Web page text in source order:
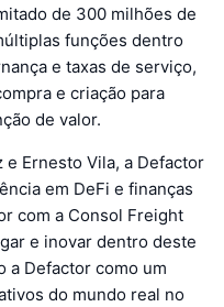
de 300 milhões de
funções dentro
e taxas de serviço,
e criação para
de valor.
Ernesto Vila, a Defactor
em DeFi e finanças
com a Consol Freight
e inovar dentro deste
a Defactor como um
do mundo real no